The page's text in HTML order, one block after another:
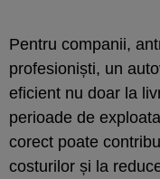
Pentru companii,
profesioniști, un
eficient nu doar la
perioade de
corect poate
costurilor și la